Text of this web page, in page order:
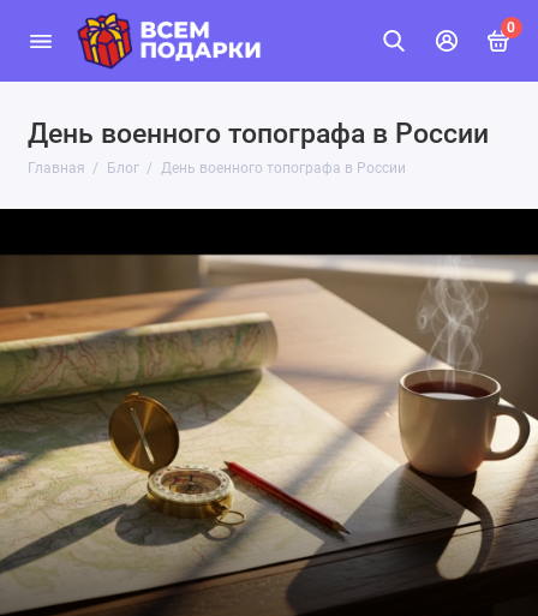
0
День военного топографа в России
Главная Блог День военного топографа в России